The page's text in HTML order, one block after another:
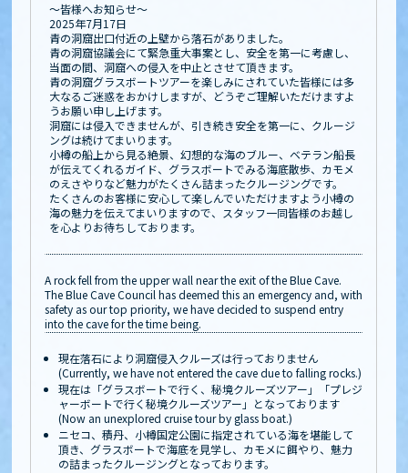
～皆様へお知らせ～
2025年7月17日
青の洞窟出口付近の上壁から落石がありました。
青の洞窟協議会にて緊急重大事案とし、安全を第一に考慮し、
当面の間、洞窟への侵入を中止とさせて頂きます。
青の洞窟グラスボートツアーを楽しみにされていた皆様には多
大なるご迷惑をおかけしますが、どうぞご理解いただけますよ
うお願い申し上げます。
洞窟には侵入できませんが、引き続き安全を第一に、クルージ
ングは続けてまいります。
小樽の船上から見る絶景、幻想的な海のブルー、ベテラン船長
が伝えてくれるガイド、グラスボートでみる海底散歩、カモメ
のえさやりなど魅力がたくさん詰まったクルージングです。
たくさんのお客様に安心して楽しんでいただけますよう小樽の
海の魅力を伝えてまいりますので、スタッフ一同皆様のお越し
を心よりお待ちしております。
A rock fell from the upper wall near the exit of the Blue Cave.
The Blue Cave Council has deemed this an emergency and, with
safety as our top priority, we have decided to suspend entry
into the cave for the time being.
現在落石により洞窟侵入クルーズは行っておりません
(Currently, we have not entered the cave due to falling rocks.)
現在は「グラスボートで行く、秘境クルーズツアー」「プレジ
ャーボートで行く秘境クルーズツアー」となっております
(Now an unexplored cruise tour by glass boat.)
ニセコ、積丹、小樽国定公園に指定されている海を堪能して
頂き、グラスボートで海底を見学し、カモメに餌やり、魅力
の詰まったクルージングとなっております。